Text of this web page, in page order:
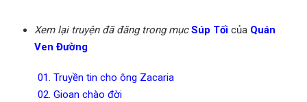
Xem lại truyện đã đăng trong mụcSúp Tối của Quán
Ven Đường
01. Truyền tin cho ông Zacaria
02. Gioan chào đời